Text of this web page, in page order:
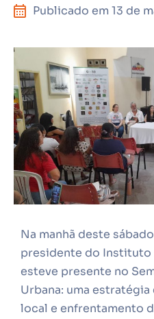
Publicado em 13 de
Na manhã deste
presidente do Instituto
esteve presente no
Urbana: uma
local e enfrentamento